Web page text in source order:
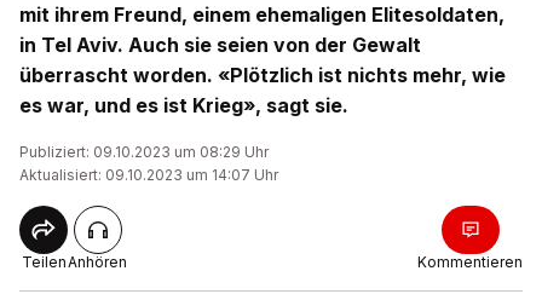
mit ihrem Freund, einem ehemaligen Elitesoldaten,
in Tel Aviv. Auch sie seien von der Gewalt
überrascht worden. «Plötzlich ist nichts mehr, wie
es war, und es ist Krieg», sagt sie.
Publiziert: 09.10.2023 um 08:29 Uhr
Aktualisiert: 09.10.2023 um 14:07 Uhr
TeilenAnhören Kommentieren